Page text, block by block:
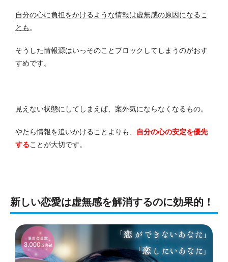
自分の心に負担をかけるような情報は虚無感の原因になるこ
とも 。
そうした情報源はいっそのことブロックしてしまうのがおす
すめです。
見えない状態にしてしまえば、案外気にならなくなるもの。
やたら情報を追いかけることよりも、
自分の心の安定を優先
することが大切です。
新しい恋愛は虚無感を解消するのに効果的！